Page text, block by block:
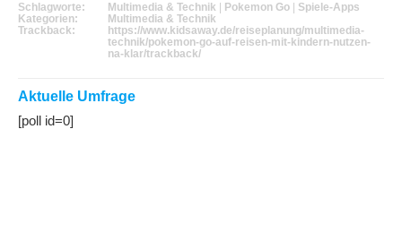
Schlagworte: Multimedia & Technik | Pokemon Go | Spiele-Apps
Kategorien:
Multimedia & Technik
Trackback:
https://www.kidsaway.de/reiseplanung/multimedia-
technik/pokemon-go-auf-reisen-mit-kindern-nutzen-
na-klar/trackback/
Aktuelle Umfrage
[poll id=0]